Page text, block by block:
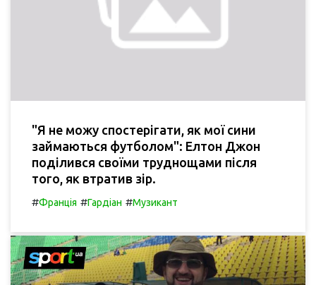
"Я не можу спостерігати, як мої сини
займаються футболом": Елтон Джон
поділився своїми труднощами після
того, як втратив зір.
#Франція #Гардіан #Музикант